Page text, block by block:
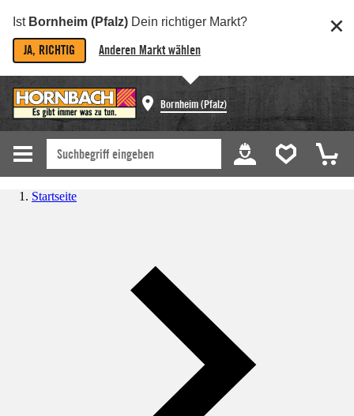
Ist Bornheim (Pfalz) Dein richtiger Markt?
JA, RICHTIG Anderen Markt wählen
Bornheim (Pfalz)
Startseite